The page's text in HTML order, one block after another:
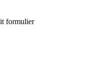
formulier